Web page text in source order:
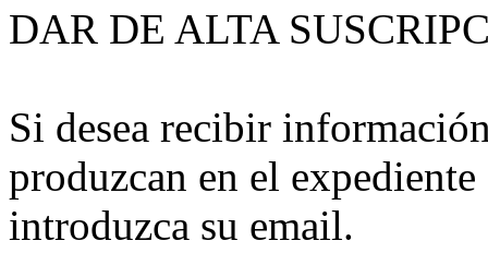
DAR DE ALTA
Si desea recibir
produzcan en el
introduzca su email.